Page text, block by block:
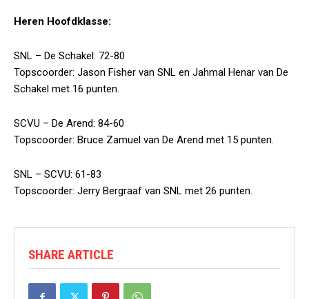
Heren Hoofdklasse:
SNL – De Schakel: 72-80
Topscoorder: Jason Fisher van SNL en Jahmal Henar van De
Schakel met 16 punten.
SCVU – De Arend: 84-60
Topscoorder: Bruce Zamuel van De Arend met 15 punten.
SNL – SCVU: 61-83
Topscoorder: Jerry Bergraaf van SNL met 26 punten.
SHARE ARTICLE